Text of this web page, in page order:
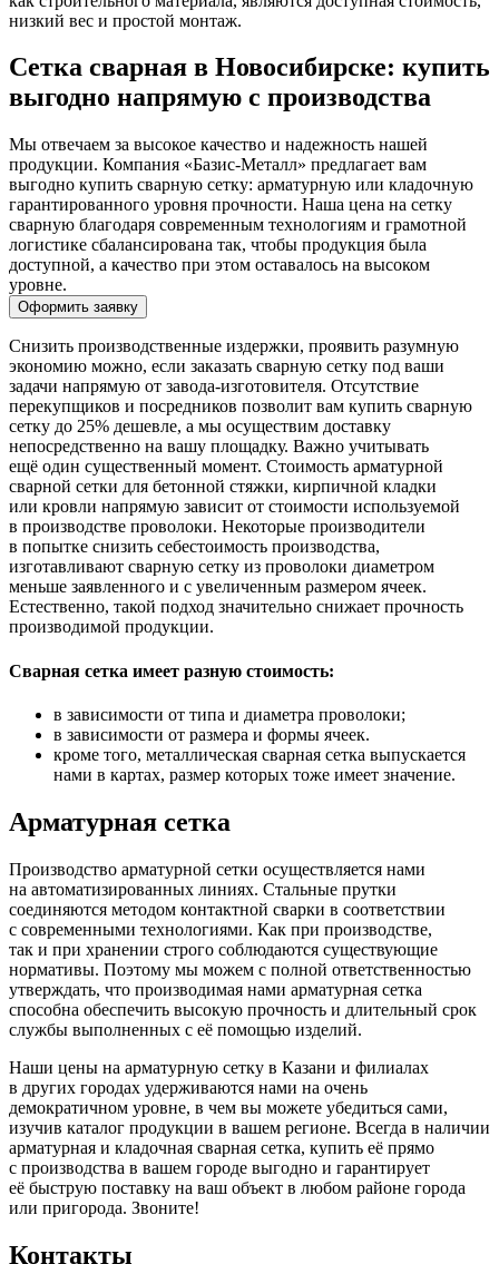
низкий вес и простой монтаж.
Сетка сварная в Новосибирске: купить
выгодно напрямую с производства
Мы отвечаем за высокое качество и надежность нашей
продукции. Компания «Базис-Металл» предлагает вам
выгодно купить сварную сетку: арматурную или кладочную
гарантированного уровня прочности. Наша цена на сетку
сварную благодаря современным технологиям и грамотной
логистике сбалансирована так, чтобы продукция была
доступной, а качество при этом оставалось на высоком
уровне.
Оформить заявку
Снизить производственные издержки, проявить разумную
экономию можно, если заказать сварную сетку под ваши
задачи напрямую от завода-изготовителя. Отсутствие
перекупщиков и посредников позволит вам купить сварную
сетку до 25% дешевле, а мы осуществим доставку
непосредственно на вашу площадку. Важно учитывать
ещё один существенный момент. Стоимость арматурной
сварной сетки для бетонной стяжки, кирпичной кладки
или кровли напрямую зависит от стоимости используемой
в производстве проволоки. Некоторые производители
в попытке снизить себестоимость производства,
изготавливают сварную сетку из проволоки диаметром
меньше заявленного и с увеличенным размером ячеек.
Естественно, такой подход значительно снижает прочность
производимой продукции.
Сварная сетка имеет разную стоимость:
в зависимости от типа и диаметра проволоки;
в зависимости от размера и формы ячеек.
кроме того, металлическая сварная сетка выпускается
нами в картах, размер которых тоже имеет значение.
Арматурная сетка
Производство арматурной сетки осуществляется нами
на автоматизированных линиях. Стальные прутки
соединяются методом контактной сварки в соответствии
с современными технологиями. Как при производстве,
так и при хранении строго соблюдаются существующие
нормативы. Поэтому мы можем с полной ответственностью
утверждать, что производимая нами арматурная сетка
способна обеспечить высокую прочность и длительный срок
службы выполненных с её помощью изделий.
Наши цены на арматурную сетку в Казани и филиалах
в других городах удерживаются нами на очень
демократичном уровне, в чем вы можете убедиться сами,
изучив каталог продукции в вашем регионе. Всегда в наличии
арматурная и кладочная сварная сетка, купить её прямо
с производства в вашем городе выгодно и гарантирует
её быструю поставку на ваш объект в любом районе города
или пригорода. Звоните!
Контакты